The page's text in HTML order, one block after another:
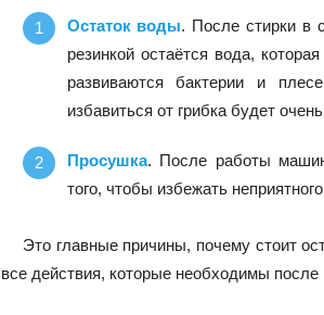
Остаток воды. После стирки в
резинкой остаётся вода,
развиваются бактерии и
избавиться от грибка будет
Просушка. После работы
того, чтобы избежать
Это главные причины, почему стоит
все действия, которые необходимы